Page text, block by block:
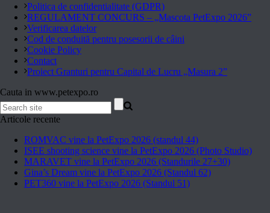
Politica de confidentialitate (GDPR)
REGULAMENT CONCURS – „Mascota PetExpo 2026”
Verificarea datelor
Cod de conduită pentru posesorii de câini
Cookie Policy
Contact
Proiect Granturi pentru Capital de Lucru „Masura 2”
Cauta in www.petexpo.ro
Articole recente
ROMVAC vine la PetExpo 2026 (standul 44)
ISEE shooting science vine la PetExpo 2026 (Photo Studio)
MARAVET vine la PetExpo 2026 (Standurile 27+30)
Gina’s Dream vine la PetExpo 2026 (Standul 62)
PET360 vine la PetExpo 2026 (Standul 51)